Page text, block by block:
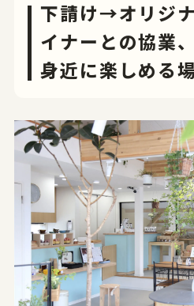
山形エクセレントデザイン
受賞ギャラリー
山形デザイナーリスト
マッチング事例
やまがた&Ｄプロジェクト
やまがた&Ｄプロジェクト
デザイン支援事例
レポート
お問合せ
山形県工業技術センター
〒990-2473山形市松栄2-2-1
tel.023-644-3222
下請け→オリジ
イナーとの協業
身近に楽しめる